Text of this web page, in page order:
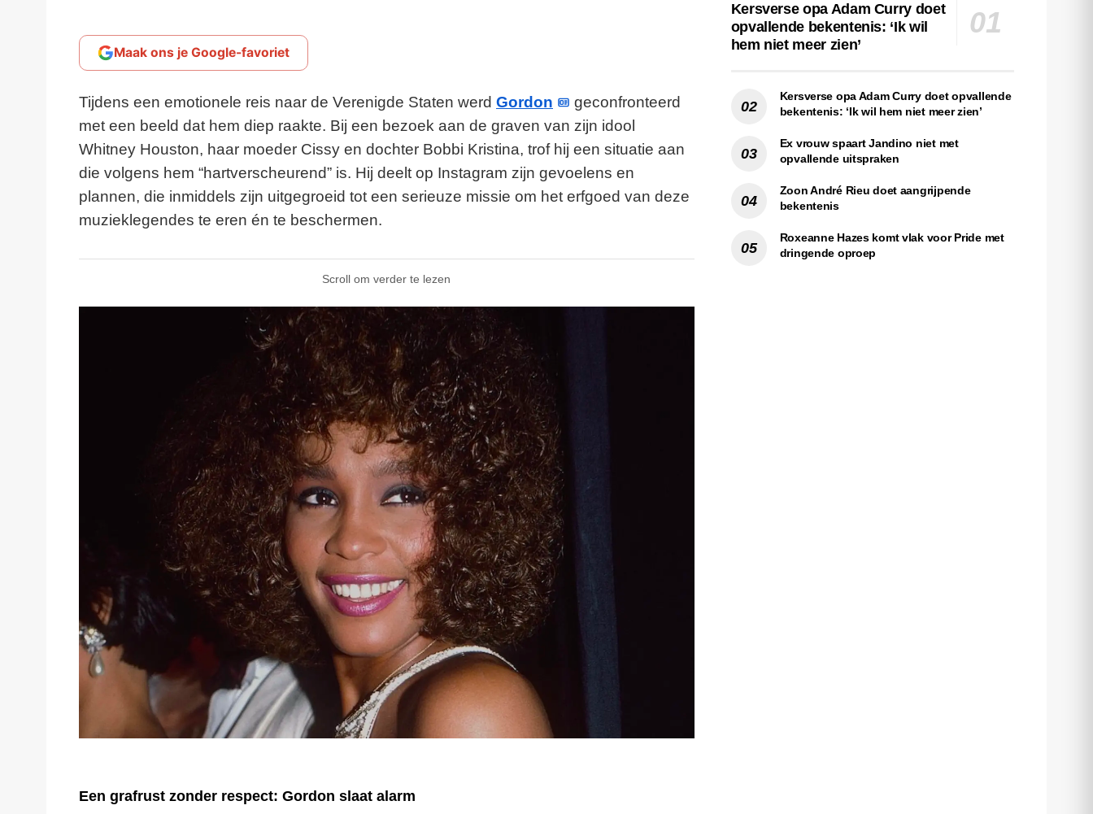
Maak ons je Google-favoriet
Tijdens een emotionele reis naar de Verenigde Staten werd Gordon
geconfronteerd
met een beeld dat hem diep raakte. Bij een bezoek aan de graven van zijn idool
Whitney Houston, haar moeder Cissy en dochter Bobbi Kristina, trof hij een situatie aan
die volgens hem “hartverscheurend” is. Hij deelt op Instagram zijn gevoelens en
plannen, die inmiddels zijn uitgegroeid tot een serieuze missie om het erfgoed van deze
muzieklegendes te eren én te beschermen.
Scroll om verder te lezen
Een grafrust zonder respect: Gordon slaat alarm
Kersverse opa Adam Curry doet
opvallende bekentenis: ‘Ik wil
hem niet meer zien’
Kersverse opa Adam Curry doet opvallende
bekentenis: ‘Ik wil hem niet meer zien’
Ex vrouw spaart Jandino niet met
opvallende uitspraken
Zoon André Rieu doet aangrijpende
bekentenis
Roxeanne Hazes komt vlak voor Pride met
dringende oproep